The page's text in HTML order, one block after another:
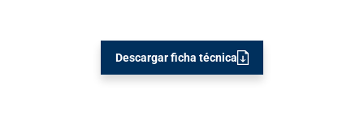
Descargar ficha técnica